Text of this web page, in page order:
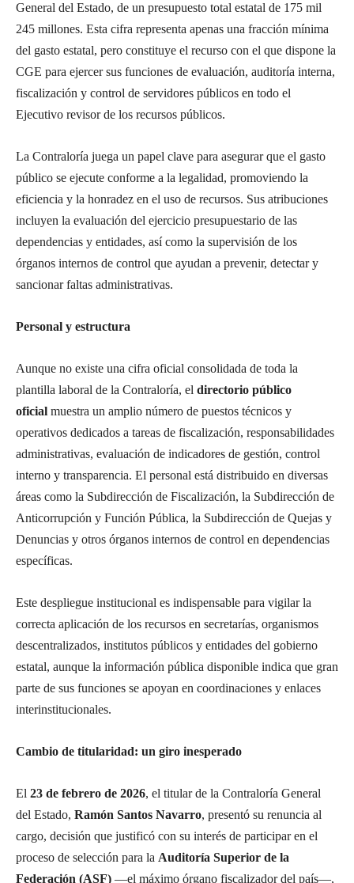
General del Estado, de un presupuesto total estatal de 175 mil
245 millones. Esta cifra representa apenas una fracción mínima
del gasto estatal, pero constituye el recurso con el que dispone la
CGE para ejercer sus funciones de evaluación, auditoría interna,
fiscalización y control de servidores públicos en todo el
Ejecutivo revisor de los recursos públicos.
La Contraloría juega un papel clave para asegurar que el gasto
público se ejecute conforme a la legalidad, promoviendo la
eficiencia y la honradez en el uso de recursos. Sus atribuciones
incluyen la evaluación del ejercicio presupuestario de las
dependencias y entidades, así como la supervisión de los
órganos internos de control que ayudan a prevenir, detectar y
sancionar faltas administrativas.
Personal y estructura
Aunque no existe una cifra oficial consolidada de toda la
plantilla laboral de la Contraloría, el directorio público
oficial muestra un amplio número de puestos técnicos y
operativos dedicados a tareas de fiscalización, responsabilidades
administrativas, evaluación de indicadores de gestión, control
interno y transparencia. El personal está distribuido en diversas
áreas como la Subdirección de Fiscalización, la Subdirección de
Anticorrupción y Función Pública, la Subdirección de Quejas y
Denuncias y otros órganos internos de control en dependencias
específicas.
Este despliegue institucional es indispensable para vigilar la
correcta aplicación de los recursos en secretarías, organismos
descentralizados, institutos públicos y entidades del gobierno
estatal, aunque la información pública disponible indica que gran
parte de sus funciones se apoyan en coordinaciones y enlaces
interinstitucionales.
Cambio de titularidad: un giro inesperado
El 23 de febrero de 2026, el titular de la Contraloría General
del Estado, Ramón Santos Navarro, presentó su renuncia al
cargo, decisión que justificó con su interés de participar en el
proceso de selección para la Auditoría Superior de la
Federación (ASF) —el máximo órgano fiscalizador del país—,